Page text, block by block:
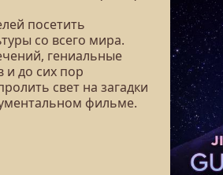
посетить
со всего мира.
гениальные
и до сих пор
свет на загадки
фильме.